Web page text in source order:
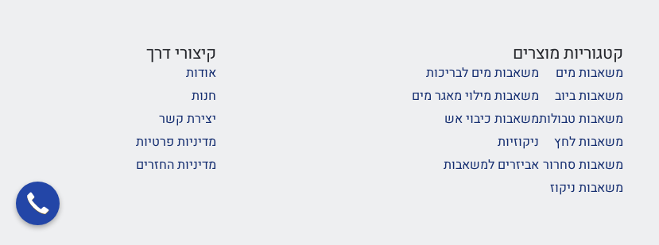
קטגוריות מוצרים
משאבות מים
משאבות ביוב
משאבות טבולות
משאבות לחץ
משאבות סחרור
משאבות ניקוז
משאבות מים לבריכות
משאבות מילוי מאגר מים
משאבות כיבוי אש
ניקוזיות
אביזרים למשאבות
קיצורי דרך
אודות
חנות
יצירת קשר
מדיניות פרטיות
מדיניות החזרים